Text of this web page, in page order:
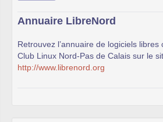
Annuaire LibreNord
Retrouvez l’annuaire de logiciels libres
Club Linux Nord-Pas de Calais sur le
http://www.librenord.org